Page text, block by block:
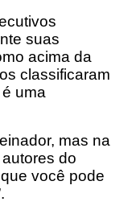
suas
acima da
classificaram
uma
mas na
do
você pode